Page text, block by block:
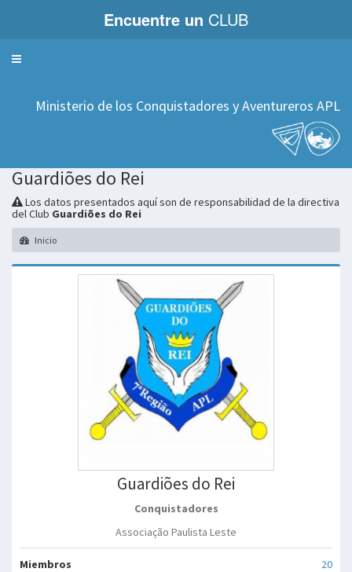
Encuentre un CLUB
Servicios
Ministerio de los Conquistadores y Aventureros APL
Guardiões do Rei
Los datos presentados aquí son de responsabilidad de la directiva
del Club Guardiões do Rei
Inicio
Guardiões do Rei
Conquistadores
Associação Paulista Leste
Miembros 20